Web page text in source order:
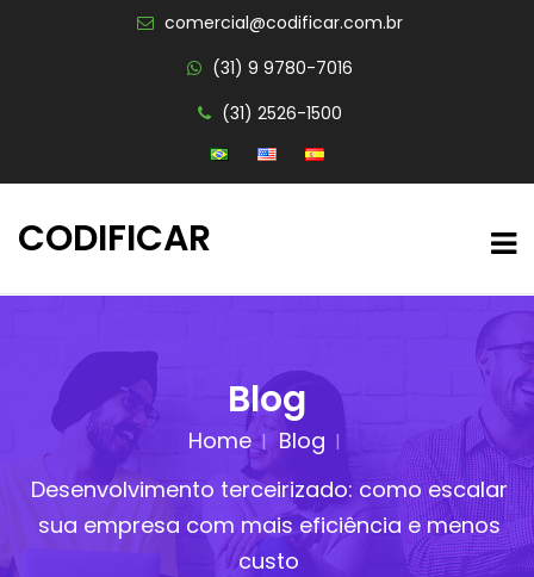
comercial@codificar.com.br
(31) 9 9780-7016
(31) 2526-1500
CODIFICAR
Blog
Home
Blog
Desenvolvimento terceirizado: como escalar
sua empresa com mais eficiência e menos
custo